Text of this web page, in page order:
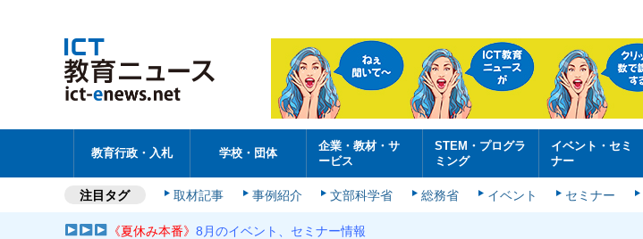
教育行政・入札 学校・団体
企業・教材・サ
ービス
STEM・プログラ
ミング
イベント・セミ
ナー
注目タグ 取材記事 事例紹介 文部科学省 総務省 イベント セミナー
《夏休み本番》8月のイベント、セミナー情報